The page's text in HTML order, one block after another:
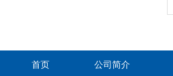
首页 公司简介